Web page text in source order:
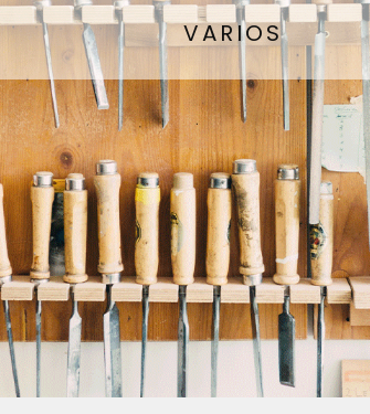
VARIOS